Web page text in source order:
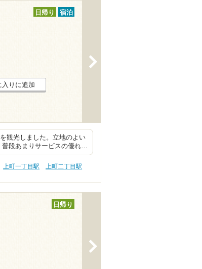
日帰り 宿泊
入りに追加
観光しました。立地のよい
普段あまりサービスの優れ…
上町一丁目駅
上町二丁目駅
日帰り